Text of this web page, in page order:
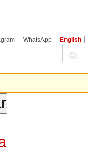
WhatsApp English